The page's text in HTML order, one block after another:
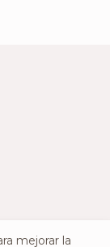
mejorar la